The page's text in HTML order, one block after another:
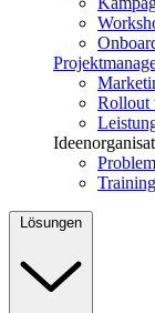
Rollout
Lösungen